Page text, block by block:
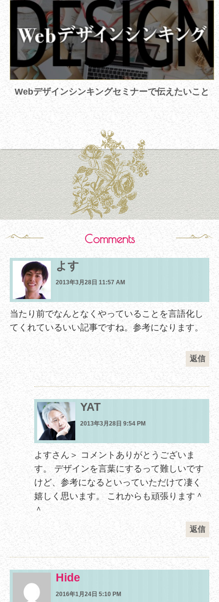
Webデザインシンキングセミナーで伝えたいこと
Comments
よす
2013年3月28日 11:57 AM
当たり前でなんとなくやっていることを言語化し
てくれているいい記事ですね。参考になります。
返信
YAT
2013年3月28日 9:54 PM
よすさん＞ コメントありがとうございま
す。 デザインを言葉にするって難しいです
けど、参考になるといっていただけて凄く
嬉しく思います。 これからも頑張ります＾
＾
返信
Hide
2016年1月24日 5:10 PM